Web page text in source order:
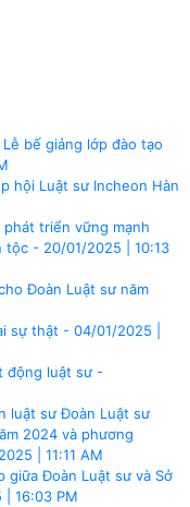
bế giảng lớp đào tạo
hội Luật sư Incheon Hàn
triển vững mạnh
tộc - 20/01/2025 | 10:13
Đoàn Luật sư năm
sự thật - 04/01/2025 |
động luật sư -
luật sư Đoàn Luật sư
2024 và phương
| 11:11 AM
giữa Đoàn Luật sư và Sở
16:03 PM